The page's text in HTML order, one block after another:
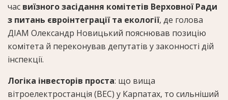
час виїзного засідання комітетів Верховної Ради
з питань євроінтеграції та екології, де голова
ДІАМ Олександр Новицький пояснював позицію
комітета й переконував депутатів у законності дій
інспекції.
Логіка інвесторів проста: що вища
вітроелектростанція (ВЕС) у Карпатах, то сильніший